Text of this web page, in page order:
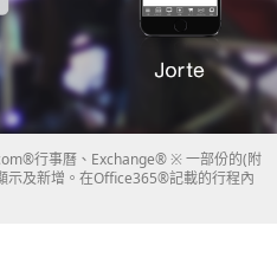
行事曆、Exchange® ※ 一部份的(附
示及新增。在Office365®記載的行程內